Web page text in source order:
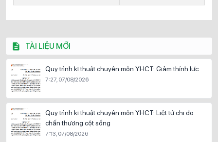
TÀI LIỆU MỚI
Quy trình kĩ thuật chuyên môn YHCT: Giảm thính lực
7:27, 07/08/2026
Quy trình kĩ thuật chuyên môn YHCT: Liệt tứ chi do
chấn thương cột sống
7:13, 07/08/2026